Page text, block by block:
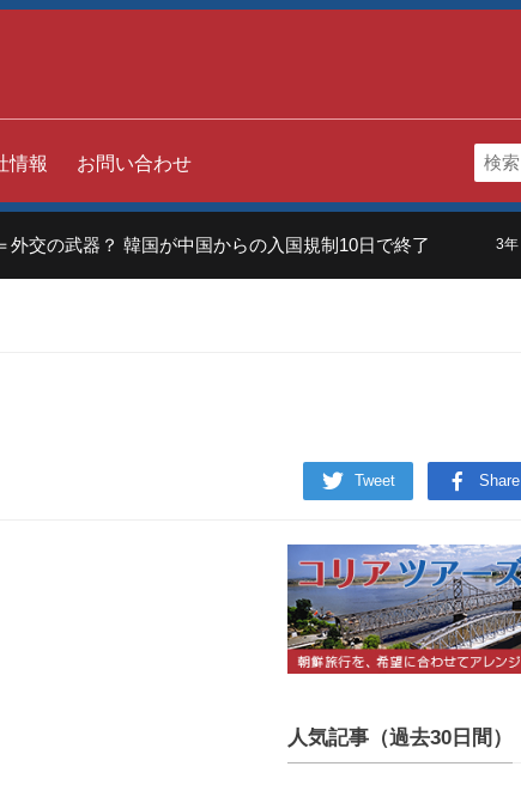
情報 お問い合わせ
検
索:
の武器？ 韓国が中国からの入国規制10日で終了 3年 前
Tweet Share
人気記事（過去30日間）